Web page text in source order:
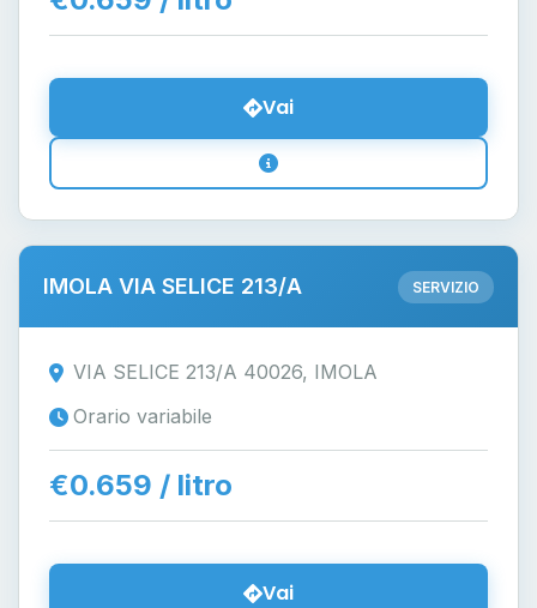
Vai
IMOLA VIA SELICE 213/A SERVIZIO
VIA SELICE 213/A 40026, IMOLA
Orario variabile
€0.659 / litro
Vai